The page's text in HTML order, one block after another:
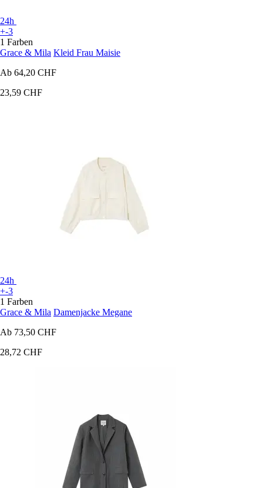
24h
+-3
1 Farben
Grace & Mila Kleid Frau Maisie
Ab 64,20 CHF
23,59 CHF
24h
+-3
1 Farben
Grace & Mila Damenjacke Megane
Ab 73,50 CHF
28,72 CHF